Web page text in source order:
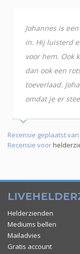
Johannes is
in. Hij luisterd
voor hem. Ook
dan ook een
toeverlaad.
omdat je er
Recensie geplaatst van
Recensie voor
Helderzienden
Mediums bellen
Mailadvies
Gratis account